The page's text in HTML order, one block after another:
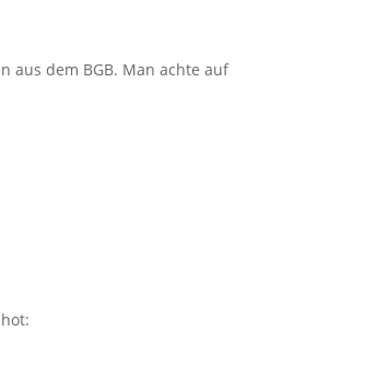
aus dem BGB. Man achte auf